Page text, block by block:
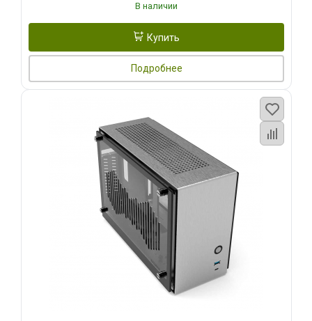
В наличии
Купить
Подробнее